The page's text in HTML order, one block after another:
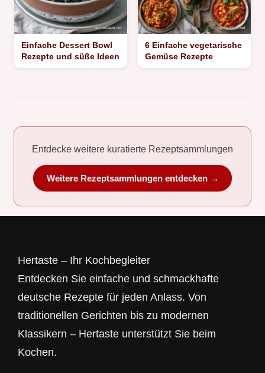
Einfache Dessert Bowl
Rezepte und süße Ideen
6 Einfache vegetarische
Gemüse Rezepte
Entdecke weitere kuratierte Rezeptsammlungen
Weitere Rezeptsammlungen entdecken →
Hertaste – Ihr Kochbegleiter
Entdecken Sie einfache und schmackhafte
deutsche Rezepte für jeden Anlass. Von
traditionellen Gerichten bis zu modernen
Klassikern – Hertaste unterstützt Sie beim
Kochen.